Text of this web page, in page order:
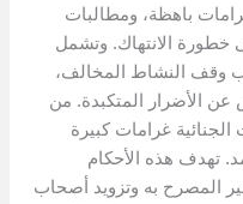
باهظة، ومطالبات
خطورة الانتهاك. وتشمل
وقف النشاط المخالف،
عن الأضرار المتكبدة. من
غرامات كبيرة
تهدف هذه الأحكام
المصرح به وتزويد أصحاب